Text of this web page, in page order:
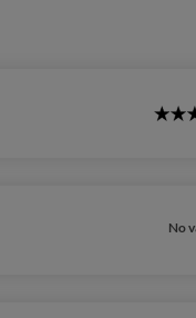
5
No